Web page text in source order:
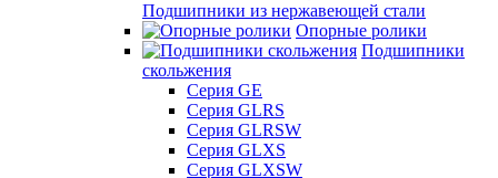
Подшипники из нержавеющей стали
Опорные ролики
Подшипники
скольжения
Серия GE
Серия GLRS
Серия GLRSW
Серия GLXS
Серия GLXSW